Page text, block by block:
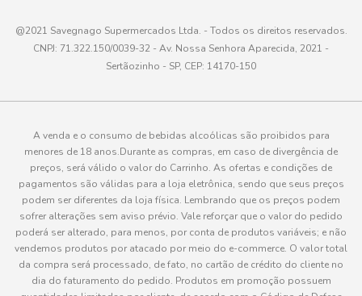
@2021 Savegnago Supermercados Ltda. - Todos os direitos reservados.
CNPJ: 71.322.150/0039-32 - Av. Nossa Senhora Aparecida, 2021 -
Sertãozinho - SP, CEP: 14170-150
A venda e o consumo de bebidas alcoólicas são proibidos para
menores de 18 anos.Durante as compras, em caso de divergência de
preços, será válido o valor do Carrinho. As ofertas e condições de
pagamentos são válidas para a loja eletrônica, sendo que seus preços
podem ser diferentes da loja física. Lembrando que os preços podem
sofrer alterações sem aviso prévio. Vale reforçar que o valor do pedido
poderá ser alterado, para menos, por conta de produtos variáveis; e não
vendemos produtos por atacado por meio do e-commerce. O valor total
da compra será processado, de fato, no cartão de crédito do cliente no
dia do faturamento do pedido. Produtos em promoção possuem